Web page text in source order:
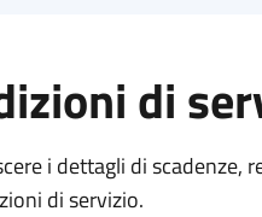
di
i dettagli di
di servizio.